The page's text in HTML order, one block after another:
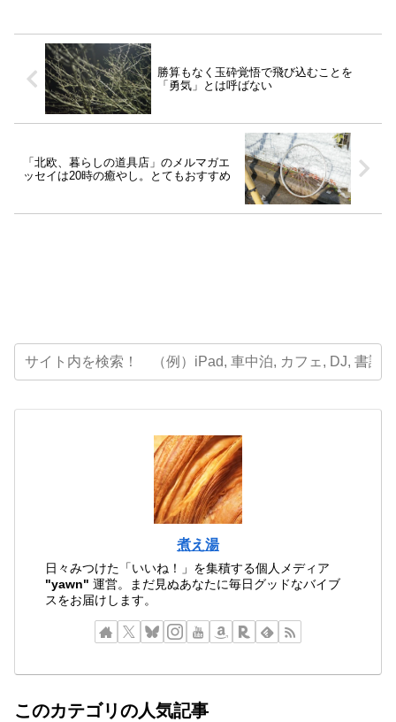
勝算もなく玉砕覚悟で飛び込むことを
「勇気」とは呼ばない
「北欧、暮らしの道具店」のメルマガエ
ッセイは20時の癒やし。とてもおすすめ
煮え湯
日々みつけた「いいね！」を集積する個人メディア
"yawn" 運営。まだ見ぬあなたに毎日グッドなバイブ
スをお届けします。
このカテゴリの人気記事